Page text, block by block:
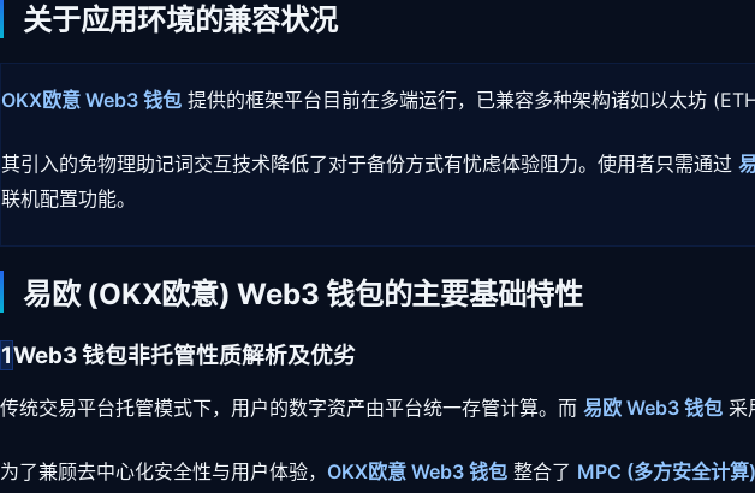
关于应用环境的兼容状况
OKX欧意 Web3 钱包 提供的框架平台目前在多端运行，已兼容多种架构诸如以太坊
其引入的免物理助记词交互技术降低了对于备份方式有忧虑体验阻力。使用者只需通过
联机配置功能。
易欧 (OKX欧意) Web3 钱包的主要基础特性
1Web3 钱包非托管性质解析及优劣
传统交易平台托管模式下，用户的数字资产由平台统一存管计算。而 易欧 Web3 钱包 采
为了兼顾去中心化安全性与用户体验， OKX欧意 Web3 钱包 整合了 MPC (多方安全计算)